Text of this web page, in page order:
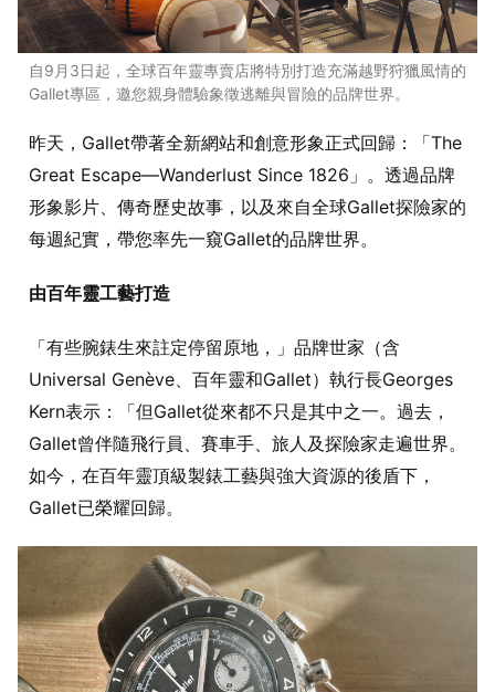
自9月3日起，全球百年靈專賣店將特別打造充滿越野狩獵風情的
Gallet專區，邀您親身體驗象徵逃離與冒險的品牌世界。
昨天，Gallet帶著全新網站和創意形象正式回歸：「The
Great Escape—Wanderlust Since 1826」。透過品牌
形象影片、傳奇歷史故事，以及來自全球Gallet探險家的
每週紀實，帶您率先一窺Gallet的品牌世界。
由百年靈工藝打造
「有些腕錶生來註定停留原地，」品牌世家（含
Universal Genève、百年靈和Gallet）執行長Georges
Kern表示：「但Gallet從來都不只是其中之一。過去，
Gallet曾伴隨飛行員、賽車手、旅人及探險家走遍世界。
如今，在百年靈頂級製錶工藝與強大資源的後盾下，
Gallet已榮耀回歸。